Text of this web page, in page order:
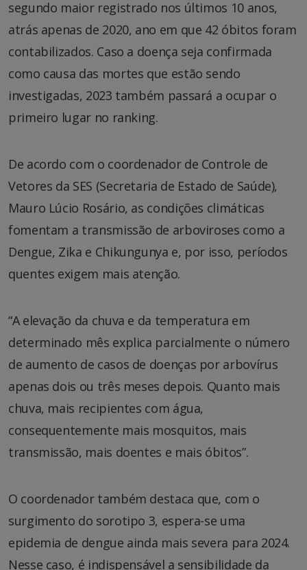
segundo maior registrado nos últimos 10 anos,
atrás apenas de 2020, ano em que 42 óbitos foram
contabilizados. Caso a doença seja confirmada
como causa das mortes que estão sendo
investigadas, 2023 também passará a ocupar o
primeiro lugar no ranking.
De acordo com o coordenador de Controle de
Vetores da SES (Secretaria de Estado de Saúde),
Mauro Lúcio Rosário, as condições climáticas
fomentam a transmissão de arboviroses como a
Dengue, Zika e Chikungunya e, por isso, períodos
quentes exigem mais atenção.
“A elevação da chuva e da temperatura em
determinado mês explica parcialmente o número
de aumento de casos de doenças por arbovírus
apenas dois ou três meses depois. Quanto mais
chuva, mais recipientes com água,
consequentemente mais mosquitos, mais
transmissão, mais doentes e mais óbitos”.
O coordenador também destaca que, com o
surgimento do sorotipo 3, espera-se uma
epidemia de dengue ainda mais severa para 2024.
Nesse caso, é indispensável a sensibilidade da